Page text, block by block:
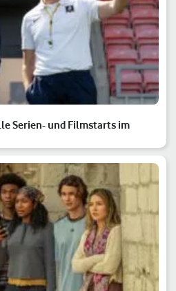
Serien- und Filmstarts im